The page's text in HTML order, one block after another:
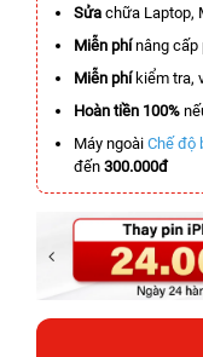
Sửa chữa Laptop,
Miễn phínâng cấp
Miễn phíkiểm tra,
Hoàn tiền 100%
Máy ngoài Chế độ
đến 300.000đ